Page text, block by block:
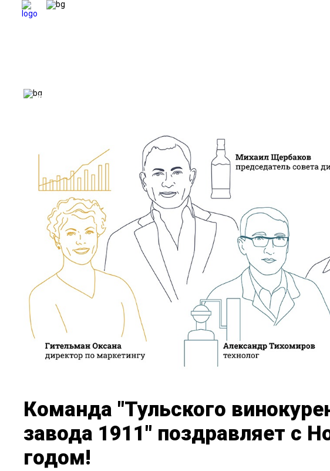
ВЕТЕРАНЫ
Команда "Тульского
завода 1911" поздравляет с
годом!